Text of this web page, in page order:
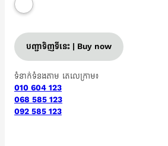
បញ្ជាទិញទីនេះ | Buy now
ទំនាក់ទំនងតាម តេលេក្រាម៖
010 604 123
068 585 123
092 585 123